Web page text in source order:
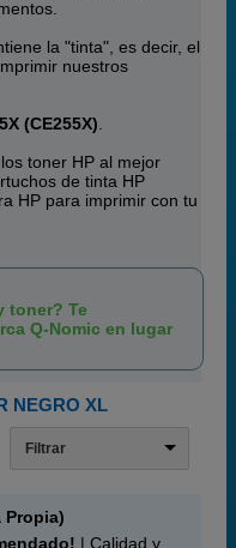
la "tinta", es decir, el
nuestros
(CE255X)
toner HP al mejor
de tinta HP
HP para imprimir con tu
toner? Te
Q-Nomic en lugar
NEGRO XL
Filtrar
Propia)
| Calidad y